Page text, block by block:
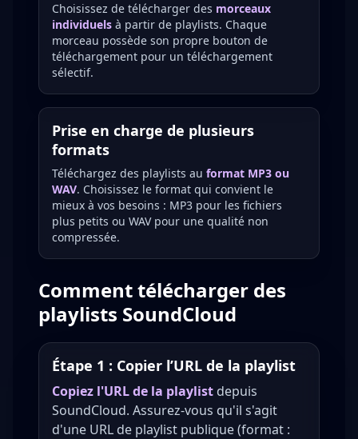
Choisissez de télécharger des morceaux
individuels à partir de playlists. Chaque
morceau possède son propre bouton de
téléchargement pour un téléchargement
sélectif.
Prise en charge de plusieurs
formats
Téléchargez des playlists au format MP3 ou
WAV. Choisissez le format qui convient le
mieux à vos besoins : MP3 pour les fichiers
plus petits ou WAV pour une qualité non
compressée.
Comment télécharger des
playlists SoundCloud
Étape 1 : Copier l’URL de la playlist
Copiez l'URL de la playlist depuis
SoundCloud. Assurez-vous qu'il s'agit
d'une URL de playlist publique (format :